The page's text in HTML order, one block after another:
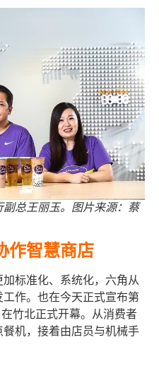
总王丽玉。图片来源：蔡
作智慧商店
标准化、系统化，六角从
作。也在今天正式宣布第
竹北正式开幕。从消费者
机，接着由店员与机械手